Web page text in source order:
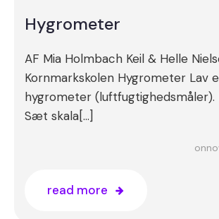
Hygrometer
AF Mia Holmbach Keil & Helle
Kornmarkskolen Hygrometer Lav
hygrometer
Sæt skala[…]
on
read more